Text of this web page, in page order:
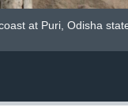
at Puri, Odisha